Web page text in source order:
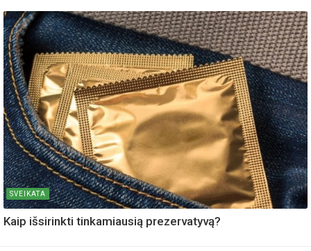
SVEIKATA
Kaip išsirinkti tinkamiausią prezervatyvą?